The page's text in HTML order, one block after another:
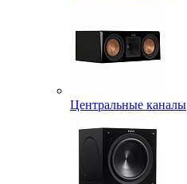
Центральные каналы